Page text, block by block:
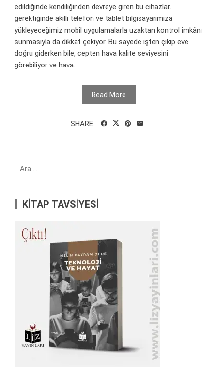
edildiğinde kendiliğinden devreye giren bu cihazlar,
gerektiğinde akıllı telefon ve tablet bilgisayarımıza
yükleyeceğimiz mobil uygulamalarla uzaktan kontrol imkânı
sunmasıyla da dikkat çekiyor. Bu sayede işten çıkıp eve
doğru giderken bile, cepten hava kalite seviyesini
görebiliyor ve hava...
Read More
SHARE
KİTAP TAVSİYESİ